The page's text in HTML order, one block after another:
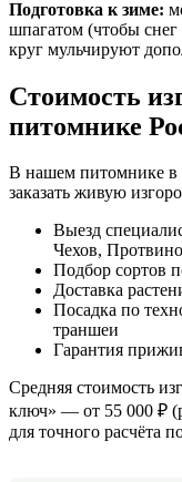
Подготовка к зиме:
шпагатом (чтобы
круг мульчируют
Стоимость
питомнике
В нашем питомнике в
заказать живую
Выезд
Чехов,
Подбор сортов
Доставка
Посадка по
траншеи
Гарантия
Средняя стоимость
ключ» — от 55 000 ₽
для точного расчёта